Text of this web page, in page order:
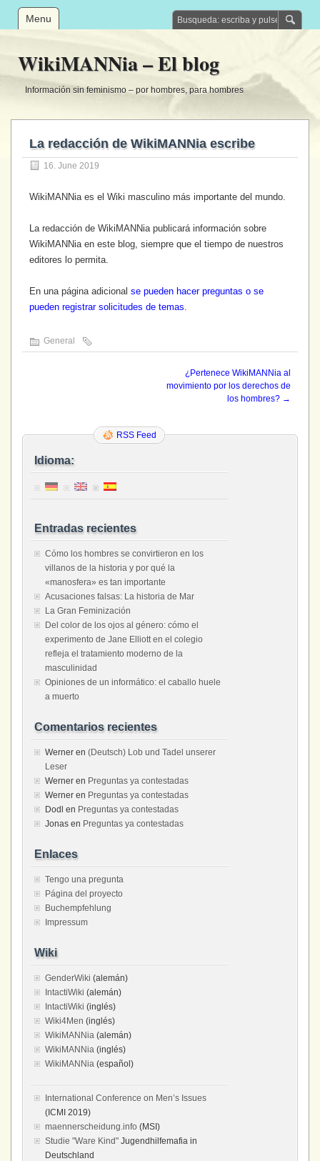
Menu
WikiMANNia – El blog
Información sin feminismo – por hombres, para hombres
La redacción de WikiMANNia escribe
16. June 2019
WikiMANNia es el Wiki masculino más importante del mundo.
La redacción de WikiMANNia publicará información sobre
WikiMANNia en este blog, siempre que el tiempo de nuestros
editores lo permita.
En una página adicional se pueden hacer preguntas o se
pueden registrar solicitudes de temas.
General
¿Pertenece WikiMANNia al
movimiento por los derechos de
los hombres? →
RSS Feed
Idioma:
Entradas recientes
Cómo los hombres se convirtieron en los
villanos de la historia y por qué la
«manosfera» es tan importante
Acusaciones falsas: La historia de Mar
La Gran Feminización
Del color de los ojos al género: cómo el
experimento de Jane Elliott en el colegio
refleja el tratamiento moderno de la
masculinidad
Opiniones de un informático: el caballo huele
a muerto
Comentarios recientes
Werner en (Deutsch) Lob und Tadel unserer
Leser
Werner en Preguntas ya contestadas
Werner en Preguntas ya contestadas
Dodl en Preguntas ya contestadas
Jonas en Preguntas ya contestadas
Enlaces
Tengo una pregunta
Página del proyecto
Buchempfehlung
Impressum
Wiki
GenderWiki (alemán)
IntactiWiki (alemán)
IntactiWiki (inglés)
Wiki4Men (inglés)
WikiMANNia (alemán)
WikiMANNia (inglés)
WikiMANNia (español)
International Conference on Men’s Issues
(ICMI 2019)
maennerscheidung.info (MSI)
Studie "Ware Kind" Jugendhilfemafia in
Deutschland